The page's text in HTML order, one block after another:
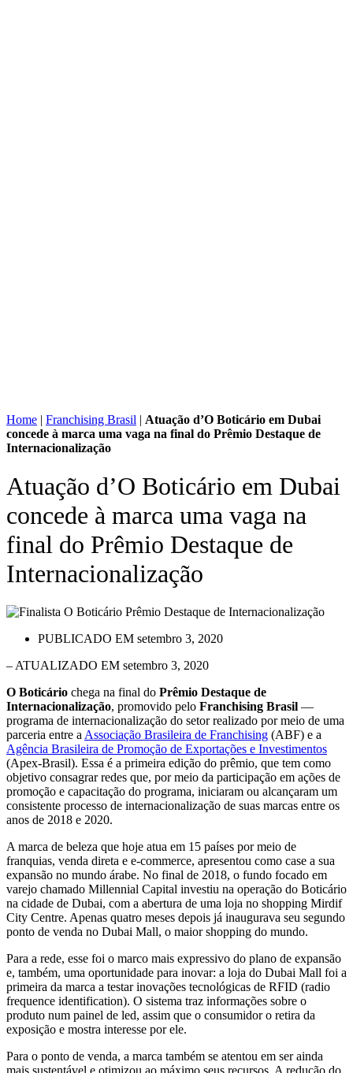
Home | Franchising Brasil | Atuação d’O Boticário em Dubai
concede à marca uma vaga na final do Prêmio Destaque de
Internacionalização
Atuação d’O Boticário em Dubai
concede à marca uma vaga na
final do Prêmio Destaque de
Internacionalização
PUBLICADO EM setembro 3, 2020
– ATUALIZADO EM setembro 3, 2020
O Boticário chega na final do Prêmio Destaque de
Internacionalização, promovido pelo Franchising Brasil —
programa de internacionalização do setor realizado por meio de uma
parceria entre a Associação Brasileira de Franchising (ABF) e a
Agência Brasileira de Promoção de Exportações e Investimentos
(Apex-Brasil). Essa é a primeira edição do prêmio, que tem como
objetivo consagrar redes que, por meio da participação em ações de
promoção e capacitação do programa, iniciaram ou alcançaram um
consistente processo de internacionalização de suas marcas entre os
anos de 2018 e 2020.
A marca de beleza que hoje atua em 15 países por meio de
franquias, venda direta e e-commerce, apresentou como case a sua
expansão no mundo árabe. No final de 2018, o fundo focado em
varejo chamado Millennial Capital investiu na operação do Boticário
na cidade de Dubai, com a abertura de uma loja no shopping Mirdif
City Centre. Apenas quatro meses depois já inaugurava seu segundo
ponto de venda no Dubai Mall, o maior shopping do mundo.
Para a rede, esse foi o marco mais expressivo do plano de expansão
e, também, uma oportunidade para inovar: a loja do Dubai Mall foi a
primeira da marca a testar inovações tecnológicas de RFID (radio
frequence identification). O sistema traz informações sobre o
produto num painel de led, assim que o consumidor o retira da
exposição e mostra interesse por ele.
Para o ponto de venda, a marca também se atentou em ser ainda